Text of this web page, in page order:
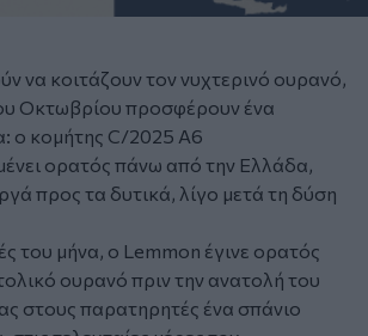
να κοιτάζουν τον νυχτερινό ουρανό,
Οκτωβρίου προσφέρουν ένα
ο κομήτης C/2025 A6
ορατός πάνω από την Ελλάδα,
προς τα δυτικά, λίγο μετά τη δύση
του μήνα, ο Lemmon έγινε ορατός
ουρανό πριν την ανατολή του
στους παρατηρητές ένα σπάνιο